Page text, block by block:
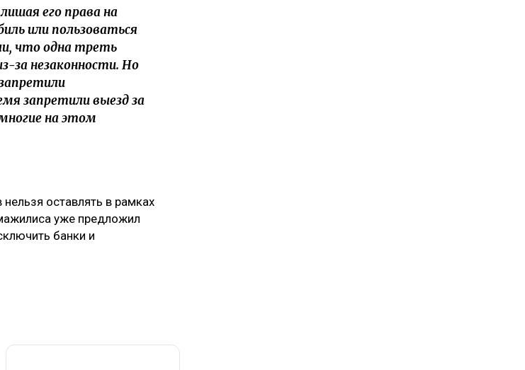
его права на
или пользоваться
что одна треть
за незаконности. Но
запретили выезд за
на этом
оставлять в рамках
уже предложил
банки и